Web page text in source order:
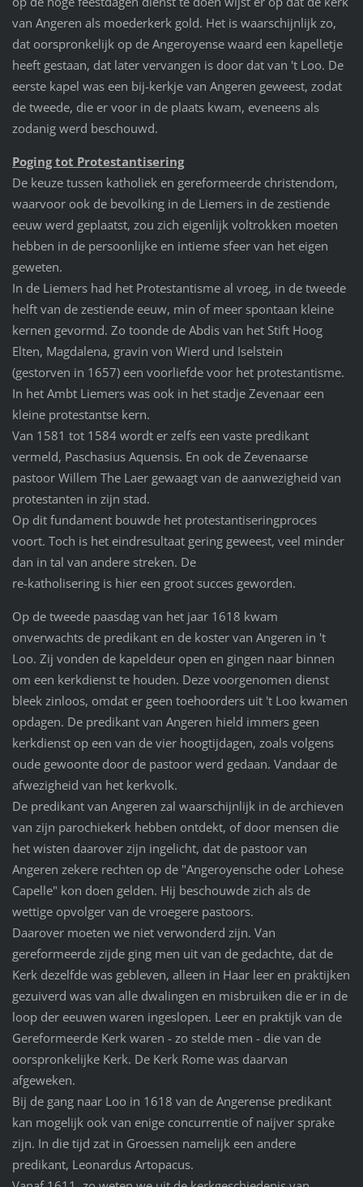
van Angeren als moederkerk gold. Het is waarschijnlijk zo,
dat oorspronkelijk op de Angeroyense waard een kapelletje
heeft gestaan, dat later vervangen is door dat van 't Loo. De
eerste kapel was een bij-kerkje van Angeren geweest, zodat
de tweede, die er voor in de plaats kwam, eveneens als
zodanig werd beschouwd.
Poging tot Protestantisering
De keuze tussen katholiek en gereformeerde christendom,
waarvoor ook de bevolking in de Liemers in de zestiende
eeuw werd geplaatst, zou zich eigenlijk voltrokken moeten
hebben in de persoonlijke en intieme sfeer van het eigen
geweten.
In de Liemers had het Protestantisme al vroeg, in de tweede
helft van de zestiende eeuw, min of meer spontaan kleine
kernen gevormd. Zo toonde de Abdis van het Stift Hoog
Elten, Magdalena, gravin von Wierd und Iselstein
(gestorven in 1657) een voorliefde voor het protestantisme.
In het Ambt Liemers was ook in het stadje Zevenaar een
kleine protestantse kern.
Van 1581 tot 1584 wordt er zelfs een vaste predikant
vermeld, Paschasius Aquensis. En ook de Zevenaarse
pastoor Willem The Laer gewaagt van de aanwezigheid van
protestanten in zijn stad.
Op dit fundament bouwde het protestantiseringproces
voort. Toch is het eindresultaat gering geweest, veel minder
dan in tal van andere streken. De
re-katholisering is hier een groot succes geworden.
Op de tweede paasdag van het jaar 1618 kwam
onverwachts de predikant en de koster van Angeren in 't
Loo. Zij vonden de kapeldeur open en gingen naar binnen
om een kerkdienst te houden. Deze voorgenomen dienst
bleek zinloos, omdat er geen toehoorders uit 't Loo kwamen
opdagen. De predikant van Angeren hield immers geen
kerkdienst op een van de vier hoogtijdagen, zoals volgens
oude gewoonte door de pastoor werd gedaan. Vandaar de
afwezigheid van het kerkvolk.
De predikant van Angeren zal waarschijnlijk in de archieven
van zijn parochiekerk hebben ontdekt, of door mensen die
het wisten daarover zijn ingelicht, dat de pastoor van
Angeren zekere rechten op de "Angeroyensche oder Lohese
Capelle" kon doen gelden. Hij beschouwde zich als de
wettige opvolger van de vroegere pastoors.
Daarover moeten we niet verwonderd zijn. Van
gereformeerde zijde ging men uit van de gedachte, dat de
Kerk dezelfde was gebleven, alleen in Haar leer en praktijken
gezuiverd was van alle dwalingen en misbruiken die er in de
loop der eeuwen waren ingeslopen. Leer en praktijk van de
Gereformeerde Kerk waren - zo stelde men - die van de
oorspronkelijke Kerk. De Kerk Rome was daarvan
afgeweken.
Bij de gang naar Loo in 1618 van de Angerense predikant
kan mogelijk ook van enige concurrentie of naijver sprake
zijn. In die tijd zat in Groessen namelijk een andere
predikant, Leonardus Artopacus.